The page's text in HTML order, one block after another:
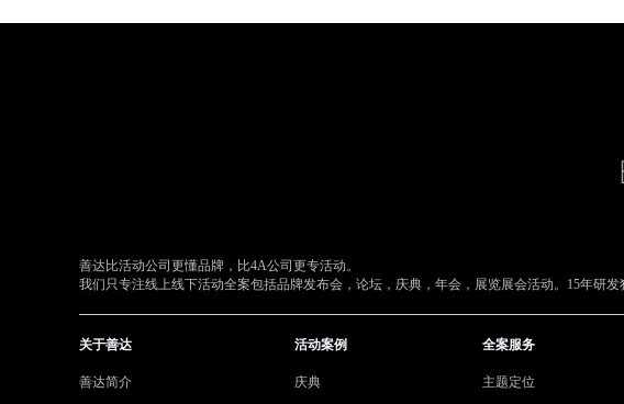
善达比活动公司更懂品牌，比4A公司更专活动。
我们只专注线上线下活动全案包括品牌发布会，论坛，庆典，年会，展览展会活动。15年研
关于善达
善达简介
活动案例
庆典
全案服务
主题定位